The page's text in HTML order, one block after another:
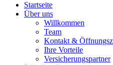
Startseite
Über uns
Willkommen
Team
Kontakt &
Ihre Vorteile
Versicherungspartner